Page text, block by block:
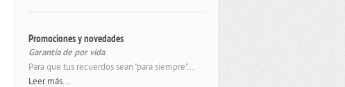
Promociones y novedades
Garantía de por vida
Para que tus recuerdos sean "para siempre"...
Leer más...